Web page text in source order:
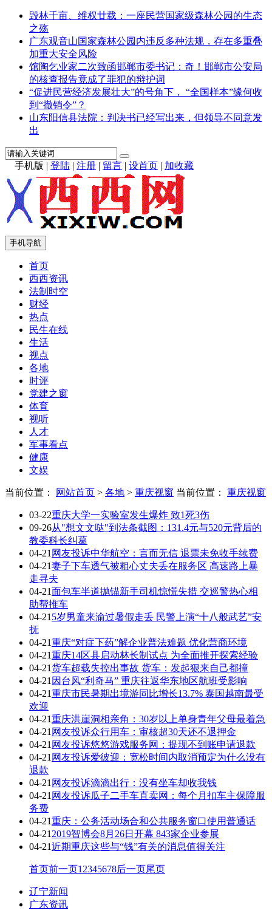
毁林千亩、维权廿载：一座民营国家级森林公园的生态
之殇
广东观音山国家森林公园内违反多种法规，存在多重叠
加重大安全风险
馆陶乞业家二次致函邯郸市委书记：奇！邯郸市公安局
的核查报告竟成了罪犯的辩护词
“促进民营经济发展壮大”的号角下， “全国样本”缘何收
到“撤销令”？
山东阳信县法院：判决书已经写出来，但领导不同意发
出
手机版 | 登陆 | 注册 | 留言 | 设首页 | 加收藏
手机导航
首页
西西资讯
法制时空
财经
热点
民生在线
生活
视点
各地
时评
党建之窗
体育
视听
人才
军事看点
健康
文娱
当前位置： 网站首页 > 各地 > 重庆视窗 当前位置： 重庆视窗
03-22重庆大学一实验室发生爆炸 致1死3伤
09-26从"想文文哒"到法条截图：131.4元与520元背后的
教委科长纠葛
04-21 网友投诉中华航空：言而无信 退票未免收手续费
04-21妻子下车透气被粗心丈夫丢在服务区 高速路上暴
走寻夫
04-21面包车半道抛锚新手司机惊慌失措 交巡警热心相
助帮推车
04-21 5岁男童来渝过暑假走丢 民警上演“十八般武艺”安
抚
04-21重庆“对症下药”解企业普法难题 优化营商环境
04-21重庆14区县启动林长制试点 为全面推开探索经验
04-21货车超载失控出事故 货车：发起狠来自己都撞
04-21 因台风“利奇马” 重庆往返华东地区航班受影响
04-21重庆市民暑期出境游同比增长13.7% 泰国越南最受
欢迎
04-21重庆洪崖洞相亲角：30岁以上单身青年父母最着急
04-21 网友投诉众行用车：审核超30天还不退押金
04-21 网友投诉悠悠游戏服务网：提现不到账申请退款
04-21 网友投诉爱彼迎：宽松时间内取消预定为什么没有
退款
04-21 网友投诉滴滴出行：没有坐车却收我钱
04-21 网友投诉瓜子二手车直卖网：每个月扣车主保障服
务费
04-21重庆：公务活动场合和公共服务窗口使用普通话
04-21 2019智博会8月26日开幕 843家企业参展
04-21近期重庆这些与“钱”有关的消息值得关注
首页前一页1 2345678后一页尾页
辽宁新闻
广东资讯